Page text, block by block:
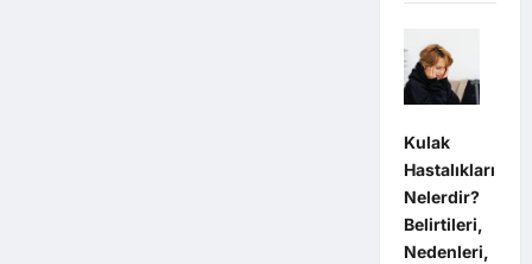
Kulak
Hastalıkları
Nelerdir?
Belirtileri,
Nedenleri,